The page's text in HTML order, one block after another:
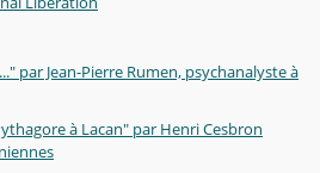
par Jean-Pierre Rumen, psychanalyste à
à Lacan" par Henri Cesbron